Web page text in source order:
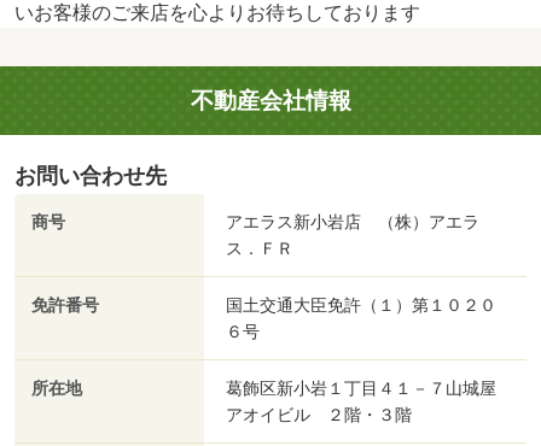
いお客様のご来店を心よりお待ちしております
不動産会社情報
お問い合わせ先
商号
アエラス新小岩店 （株）アエラ
ス．ＦＲ
免許番号
国土交通大臣免許（１）第１０２０
６号
所在地
葛飾区新小岩１丁目４１－７山城屋
アオイビル ２階・３階